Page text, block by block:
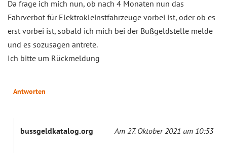
Da frage ich mich nun, ob nach 4 Monaten nun das
Fahrverbot für Elektrokleinstfahrzeuge vorbei ist, oder ob es
erst vorbei ist, sobald ich mich bei der Bußgeldstelle melde
und es sozusagen antrete.
Ich bitte um Rückmeldung
Antworten
bussgeldkatalog.org Am 27. Oktober 2021 um 10:53